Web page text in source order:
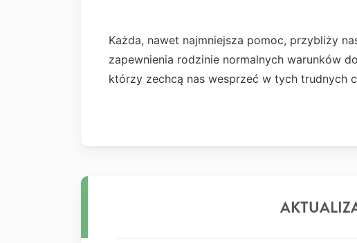
Każda, nawet najmniejsza pomoc, przybliży
zapewnienia rodzinie normalnych warunków
którzy zechcą nas wesprzeć w tych trudnych